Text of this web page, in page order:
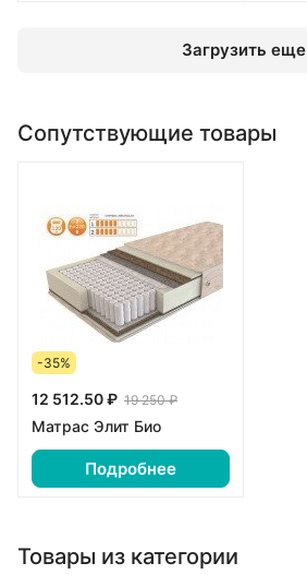
Загрузить еще
Сопутствующие товары
-35%
12 512.50 ₽ 19 250 ₽
Матрас Элит Био
Подробнее
Товары из категории